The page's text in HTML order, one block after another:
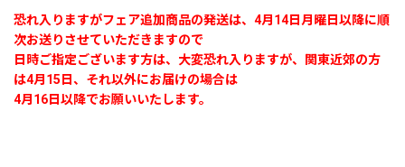
恐れ入りますがフェア追加商品の発送は、4月14日月曜日以降に順
次お送りさせていただきますので
日時ご指定ございます方は、大変恐れ入りますが、関東近郊の方
は4月15日、それ以外にお届けの場合は
4月16日以降でお願いいたします。